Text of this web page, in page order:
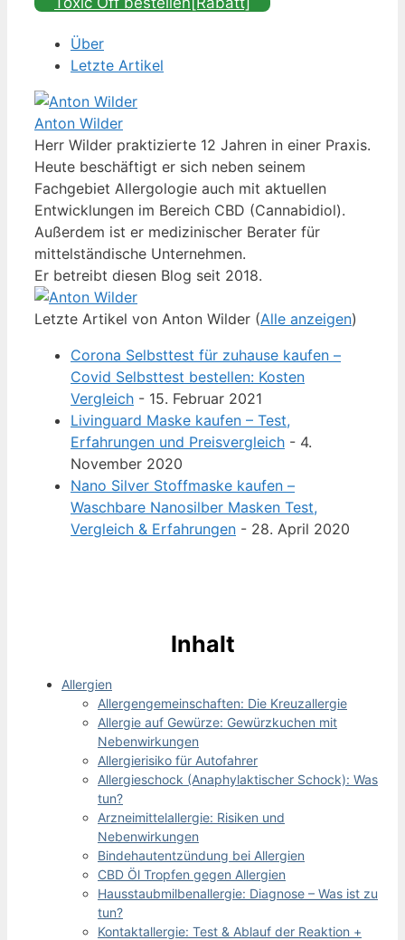
Über
Letzte Artikel
Anton Wilder
Herr Wilder praktizierte 12 Jahren in einer Praxis.
Heute beschäftigt er sich neben seinem
Fachgebiet Allergologie auch mit aktuellen
Entwicklungen im Bereich CBD (Cannabidiol).
Außerdem ist er medizinischer Berater für
mittelständische Unternehmen.
Er betreibt diesen Blog seit 2018.
Letzte Artikel von Anton Wilder (Alle anzeigen)
Corona Selbsttest für zuhause kaufen –
Covid Selbsttest bestellen: Kosten
Vergleich - 15. Februar 2021
Livinguard Maske kaufen – Test,
Erfahrungen und Preisvergleich - 4.
November 2020
Nano Silver Stoffmaske kaufen –
Waschbare Nanosilber Masken Test,
Vergleich & Erfahrungen - 28. April 2020
Inhalt
Allergien
Allergengemeinschaften: Die Kreuzallergie
Allergie auf Gewürze: Gewürzkuchen mit
Nebenwirkungen
Allergierisiko für Autofahrer
Allergieschock (Anaphylaktischer Schock): Was
tun?
Arzneimittelallergie: Risiken und
Nebenwirkungen
Bindehautentzündung bei Allergien
CBD Öl Tropfen gegen Allergien
Hausstaubmilbenallergie: Diagnose – Was ist zu
tun?
Kontaktallergie: Test & Ablauf der Reaktion +